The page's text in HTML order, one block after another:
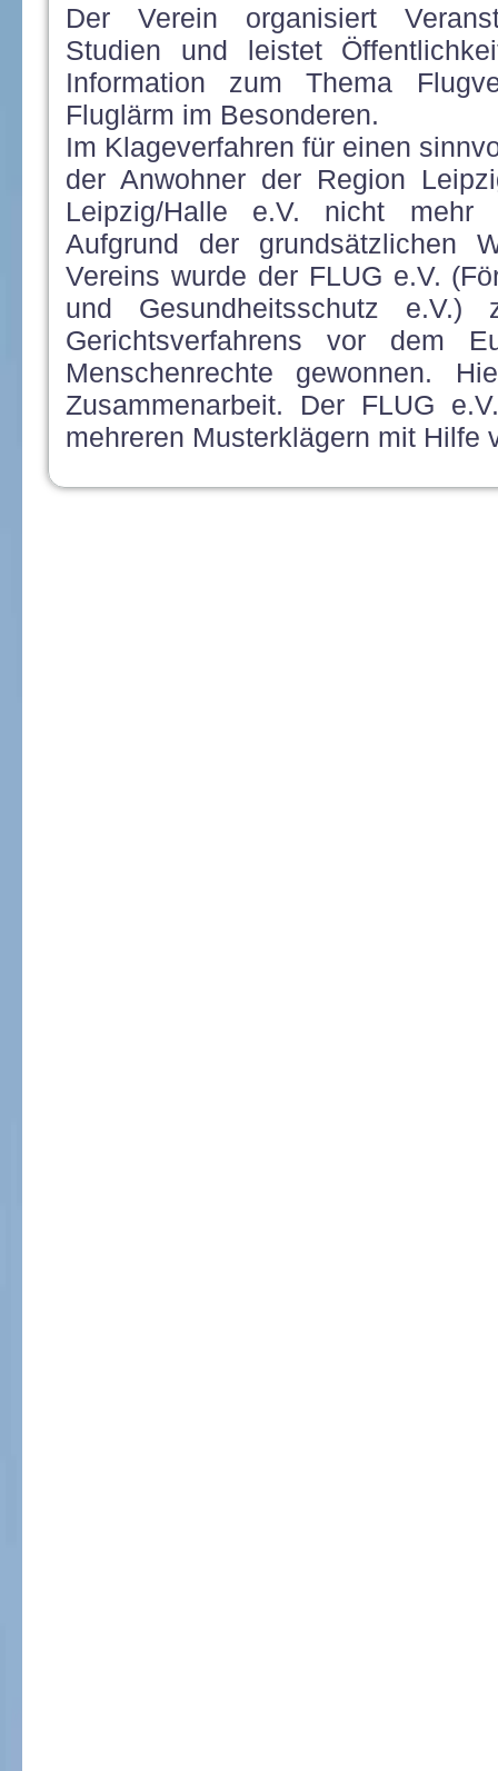
Der Verein organisiert
Studien und leistet
Information zum Thema
Fluglärm im Besonderen.
Im Klageverfahren für einen
der Anwohner der Region
Leipzig/Halle e.V. nicht mehr
Aufgrund der grundsätzlichen
Vereins wurde der FLUG e.V.
und Gesundheitsschutz
Gerichtsverfahrens vor dem
Menschenrechte gewonnen.
Zusammenarbeit. Der FLUG
mehreren Musterklägern mit Hilfe